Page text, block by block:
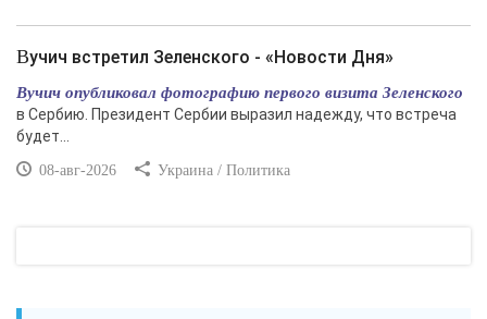
Вучич встретил Зеленского - «Новости Дня»
Вучич опубликовал фотографию первого визита Зеленского
в Сербию. Президент Сербии выразил надежду, что встреча
будет...
08-авг-2026 Украина / Политика